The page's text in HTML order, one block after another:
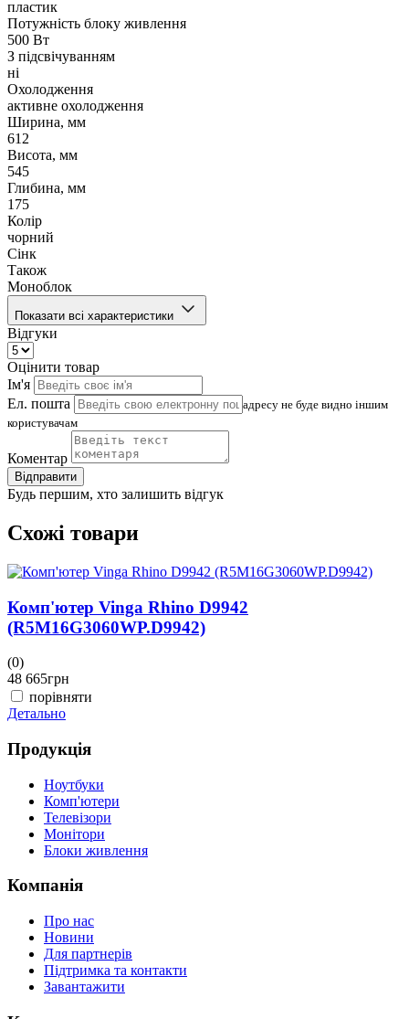
пластик
Потужність блоку живлення
500 Вт
З підсвічуванням
ні
Охолодження
активне охолодження
Ширина, мм
612
Висота, мм
545
Глибина, мм
175
Колір
чорний
Сінк
Також
Моноблок
Показати всі характеристики
Відгуки
Оцінити товар
Ім'я
Ел. пошта
адресу не буде видно іншим
користувачам
Коментар
Відправити
Будь першим, хто залишить відгук
Схожі товари
Комп'ютер Vinga Rhino D9942
(R5M16G3060WP.D9942)
(0)
48 665грн
порівняти
Детально
Продукція
Ноутбуки
Комп'ютери
Телевізори
Монітори
Блоки живлення
Компанія
Про нас
Новини
Для партнерів
Підтримка та контакти
Завантажити